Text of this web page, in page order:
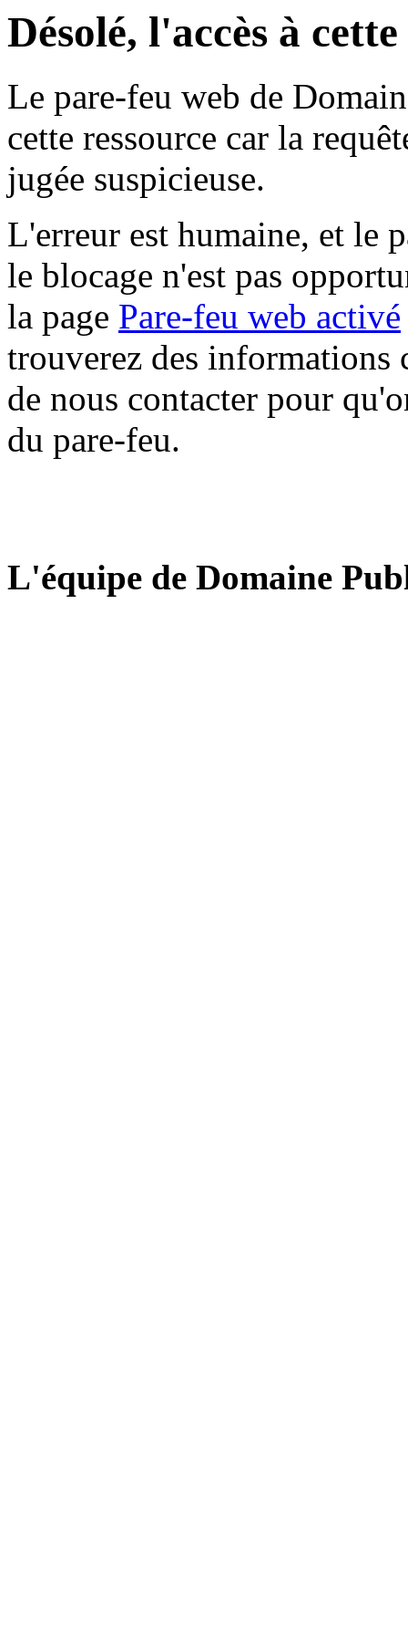
Désolé, l'accès à
Le pare-feu web de
cette ressource car la
jugée suspicieuse.
L'erreur est humaine, et le
le blocage n'est pas
la page Pare-feu web activé
trouverez des informations
de nous contacter pour
du pare-feu.
L'équipe de Domaine